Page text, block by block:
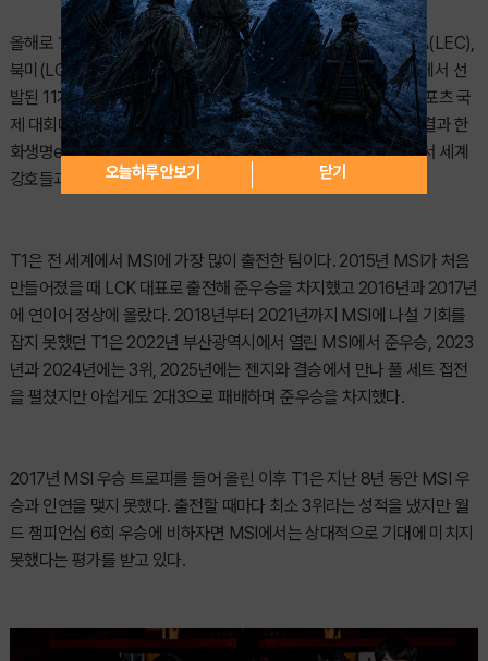
올해로 12년째를 맞이한 MSI는 한국(LCK)과 중국(LPL), EMEA(LEC),
북미(LCS), 아시아 퍼시픽(LCP), 브라질(CBLOL) 등 6개 지역에서 선
발된 11개 팀들이 한 자리에 모여 최고의 지역을 가리는 LoL 이스포츠 국
제 대회다. 지난 12일부터 14일까지 열린 LCK MSI 대표 선발전 결과 한
화생명e스포츠와 T1이 통과했고 대전광역시에서 열리는 MSI에서 세계
강호들과 기량을 겨룬다.
T1은 전 세계에서 MSI에 가장 많이 출전한 팀이다. 2015년 MSI가 처음
만들어졌을 때 LCK 대표로 출전해 준우승을 차지했고 2016년과 2017년
에 연이어 정상에 올랐다. 2018년부터 2021년까지 MSI에 나설 기회를
잡지 못했던 T1은 2022년 부산광역시에서 열린 MSI에서 준우승, 2023
년과 2024년에는 3위, 2025년에는 젠지와 결승에서 만나 풀 세트 접전
을 펼쳤지만 아쉽게도 2대3으로 패배하며 준우승을 차지했다.
2017년 MSI 우승 트로피를 들어 올린 이후 T1은 지난 8년 동안 MSI 우
승과 인연을 맺지 못했다. 출전할 때마다 최소 3위라는 성적을 냈지만 월
드 챔피언십 6회 우승에 비하자면 MSI에서는 상대적으로 기대에 미치지
못했다는 평가를 받고 있다.
오늘하루 안보기 닫기